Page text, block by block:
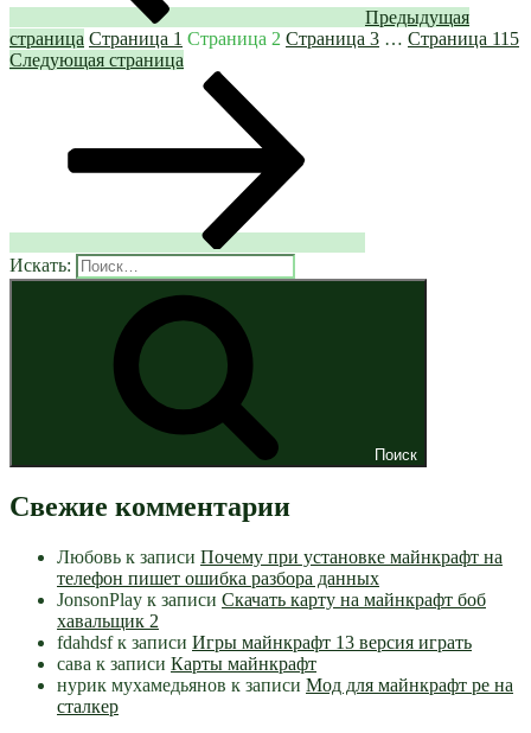
Предыдущая
страница Страница 1 Страница 2 Страница 3 … Страница 115
Следующая страница
Искать:
Поиск
Свежие комментарии
Любовь к записи Почему при установке майнкрафт на
телефон пишет ошибка разбора данных
JonsonPlay к записи Скачать карту на майнкрафт боб
хавальщик 2
fdahdsfк записи Игры майнкрафт 13 версия играть
сава к записи Карты майнкрафт
нурик мухамедьянов к записи Мод для майнкрафт pe на
сталкер